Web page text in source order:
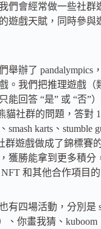
們會經常做一些社群
遊戲天賦，同時參與
舉辦了 pandalympics
。我們把推理遊戲（
能回答 “是” 或 “否”
貓社群的問題，答對
karts、stumble
群遊戲做成了錦標賽
獲勝能拿到更多積分
和其他合作項目的
有四場活動，分別是
、你畫我猜、